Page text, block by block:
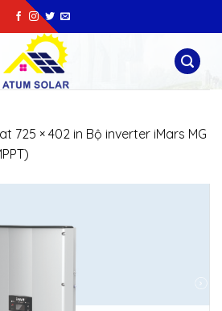
at 725 × 402 in Bộ inverter iMars MG